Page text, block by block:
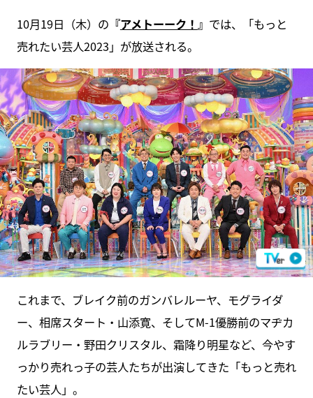
10月19日（木）の 『アメトーーク！ 』 では、「もっと
売れたい芸人2023」が放送される。
これまで、ブレイク前のガンバレルーヤ、モグライダ
ー、相席スタート・山添寛、そしてM-1優勝前のマヂカ
ルラブリー・野田クリスタル、霜降り明星など、今やす
っかり売れっ子の芸人たちが出演してきた「もっと売れ
たい芸人」。